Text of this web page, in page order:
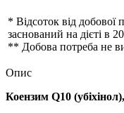
* Відсоток від добової
заснований на дієті в
** Добова потреба не
Опис
Коензим Q10